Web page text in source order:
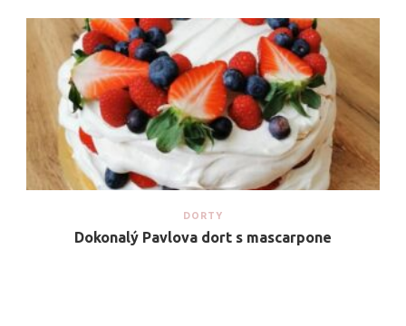
DORTY
Dokonalý Pavlova dort s mascarpone